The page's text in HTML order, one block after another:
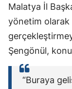
Malatya İl
yönetim olarak
Şengönül,
“Buraya